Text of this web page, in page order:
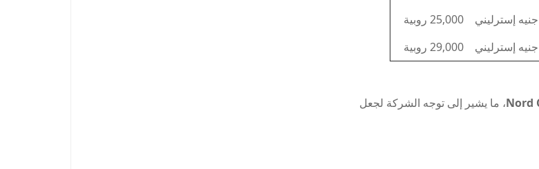
25,000 روبية
29,000 روبية
، ما يشير إلى توجه الشركة لجعل